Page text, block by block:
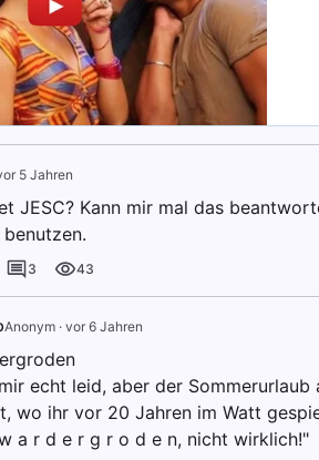
5 Jahren
JESC? Kann mir mal das
3 43
Anonym· vor 6 Jahren
echt leid, aber der
wo ihr vor 20 Jahren im Watt
a r d e r g r o d e n, nicht wirklich!"